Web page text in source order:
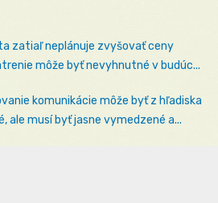
zatiaľ neplánuje zvyšovať ceny
môže byť nevyhnutné v budúc...
komunikácie môže byť z hľadiska
ale musí byť jasne vymedzené a...